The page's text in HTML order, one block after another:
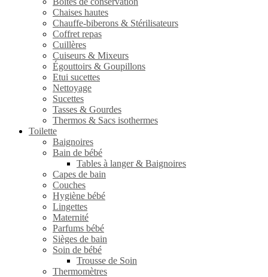
Chaises hautes
Chauffe-biberons & Stérilisateurs
Coffret repas
Cuillères
Cuiseurs & Mixeurs
Égouttoirs & Goupillons
Etui sucettes
Nettoyage
Sucettes
Tasses & Gourdes
Thermos & Sacs isothermes
Toilette
Baignoires
Bain de bébé
Tables à langer & Baignoires
Capes de bain
Couches
Hygiène bébé
Lingettes
Maternité
Parfums bébé
Sièges de bain
Soin de bébé
Trousse de Soin
Thermomètres